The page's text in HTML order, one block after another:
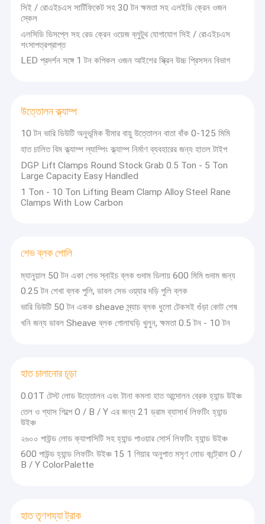
বাড়ি
আমাদের সম্পর্কে
সিই / রোএইচএস সার্টিফিকেট সহ 30 টন ক্ষমতা সহ এলইডি ক্রেন ওজন
স্কেল
এলসিডি ডিসপ্লে সহ রেড ক্রেন ওয়েজ ব্লুটুথ যোগাযোগ সিই / রোএইচএস
শংসাপত্রপ্রাপ্ত
LED প্রদর্শন সঙ্গে 1 টন কপিকল ওজন আইশের স্ক্রিন উচ্চ প্রিসসন বিভাগ
উত্তোলন ক্ল্যাম্প
10 টন ভারি ডিউটি ​​অনুভূমিক বীমার বায়ু উত্তোলন বাতা বাঁক 0-125 মিমি
হাত চালিত বিম ক্ল্যাম্প ল্যাম্পিং ক্ল্যাম্প নির্মাণ ব্যবহারের জন্য হাতল টাইপ
DGP Lift Clamps Round Stock Grab 0.5 Ton - 5 Ton
Large Capacity Easy Handled
1 Ton - 10 Ton Lifting Beam Clamp Alloy Steel Rane
Clamps With Low Carbon
শেভ ব্লক পোলি
ম্যানুয়াল 50 টন একা শেভ স্নাইচ ব্লক গুদাম ডিলায় 600 মিমি গুদাম জন্য
0.25 টন শেখা ব্লক পুলি, ডাবল সেভ ওয়্যার দড়ি পুলি ব্লক
ভারি ডিউটি ​​50 টন একক sheave স্ন্যাচ ব্লক ধুলো টেকসই গুঁড়া কোট শেষ
খনি জন্য ডাবল Sheave ব্লক গোলাঘড়ি খুলুন, ক্ষমতা 0.5 টন - 10 টন
হাত চালানোর চূড়া
0.01T টেস্ট লোড উত্তোলন এবং টানা কমলা হাত আন্দোলন ব্রেক হ্যান্ড উইঞ্চ
তেল ও গ্যাস শিল্পে O / B / Y এর জন্য 21 ড্রাম ব্যাসার্ধ লিফটিং হ্যান্ড
উইঞ্চ
২৬০০ পাউন্ড লোড ক্যাপাসিটি সহ হ্যান্ড পাওয়ার সোর্স লিফটিং হ্যান্ড উইঞ্চ
600 পাউন্ড হ্যান্ড লিফটিং উইঞ্চ 15 1 গিয়ার অনুপাত মসৃণ লোড কন্ট্রোল O /
B / Y ColorPalette
হাত তৃণশয্যা ট্রাক
Changshu Seagull কপিকল & Hoist যন্ত্রপাতি কোং লিমিটেড প্রতিষ্ঠিত হয় 1986.
Seagull designing, উন্নয়নশীল এবং তারের দড়ি হোল,